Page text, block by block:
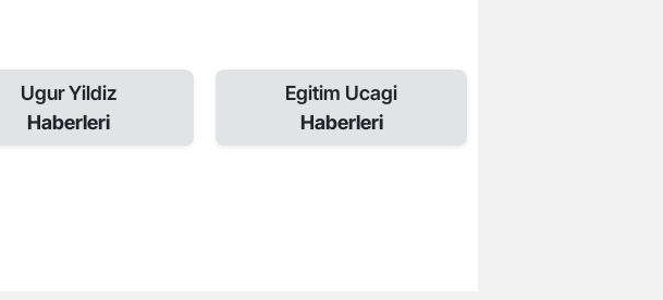
Ugur Yildiz
Haberleri
Egitim Ucagi
Haberleri